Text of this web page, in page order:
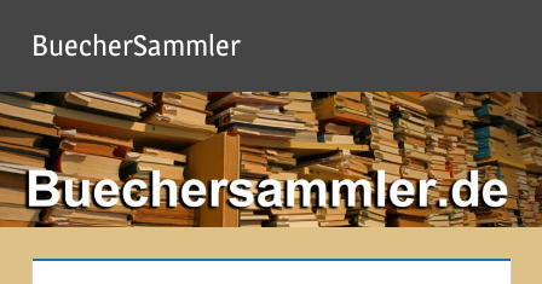
Inhalt
springen
BuecherSammler